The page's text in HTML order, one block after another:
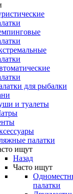
для рыбалки
и туалеты
палатки
ищут
Назад
Часто ищут
палатки